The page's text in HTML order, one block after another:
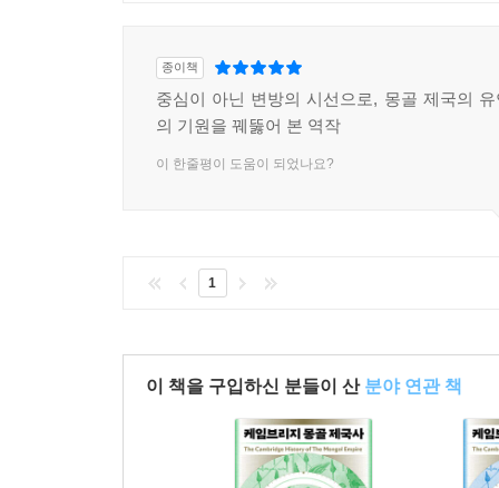
종이책
중심이 아닌 변방의 시선으로, 몽골 제국의
의 기원을 꿰뚫어 본 역작
이 한줄평이 도움이 되었나요?
1
이 책을 구입하신 분들이 산 분야 연관 책